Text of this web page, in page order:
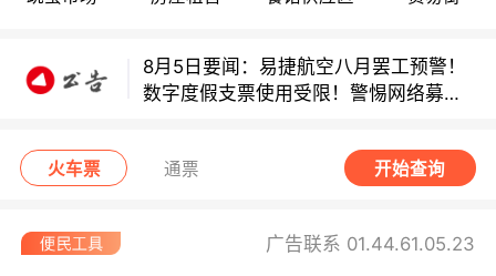
8月5日要闻：易捷航空八月罢工预警！
数字度假支票使用受限！警惕网络募捐
骗局！
无栏杆收费站逃费将重罚！
火车票 通票 开始查询
广告联系 01.44.61.05.23